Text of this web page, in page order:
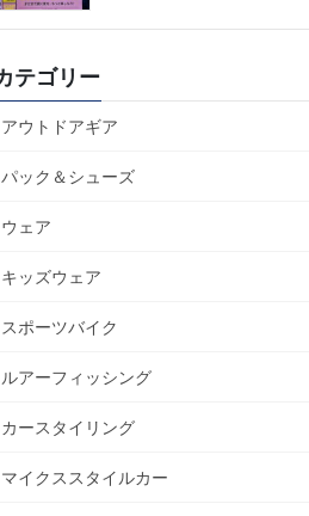
テゴリー
アウトドアギア
パック＆シューズ
ウェア
キッズウェア
スポーツバイク
ルアーフィッシング
カースタイリング
マイクススタイルカー